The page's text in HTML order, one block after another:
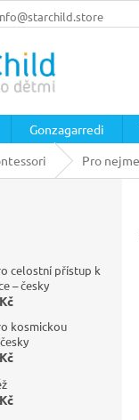
Gonzagarredi
Pro
celostní přístup k
– česky
kosmickou